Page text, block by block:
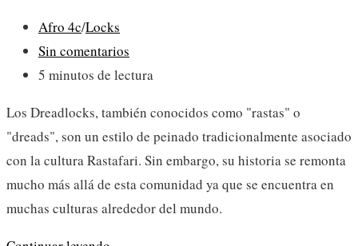
Categoría
de
la
Afro 4c/Locks
Comentarios
de
entrada:
Sin comentarios
Tiempo
lectura:
5 minutos de lectura
Los Dreadlocks, también conocidos como "rastas" o
"dreads", son un estilo de peinado tradicionalmente asociado
con la cultura Rastafari. Sin embargo, su historia se remonta
mucho más allá de esta comunidad ya que se encuentra en
muchas culturas alrededor del mundo.